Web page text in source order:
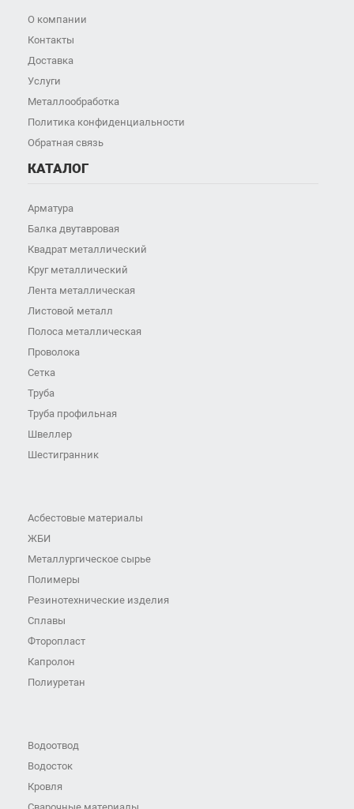
О компании
Контакты
Доставка
Услуги
Металлообработка
Политика конфиденциальности
Обратная связь
КАТАЛОГ
Арматура
Балка двутавровая
Квадрат металлический
Круг металлический
Лента металлическая
Листовой металл
Полоса металлическая
Проволока
Сетка
Труба
Труба профильная
Швеллер
Шестигранник
Асбестовые материалы
ЖБИ
Металлургическое сырье
Полимеры
Резинотехнические изделия
Сплавы
Фторопласт
Капролон
Полиуретан
Водоотвод
Водосток
Кровля